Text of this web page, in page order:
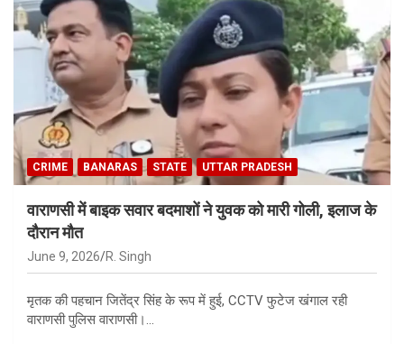
CRIME BANARAS STATE UTTAR PRADESH
वाराणसी में बाइक सवार बदमाशों ने युवक को मारी गोली, इलाज के
दौरान मौत
June 9, 2026 R. Singh
मृतक की पहचान जितेंद्र सिंह के रूप में हुई, CCTV फुटेज खंगाल रही
वाराणसी पुलिस वाराणसी।…